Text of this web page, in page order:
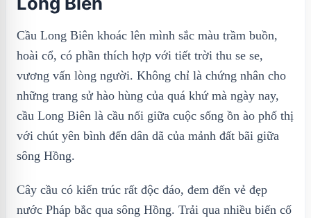
Cầu Long Biên khoác lên mình sắc màu trầm buồn,
hoài cổ, có phần thích hợp với tiết trời thu se se,
vương vấn lòng người. Không chỉ là chứng nhân cho
những trang sử hào hùng của quá khứ mà ngày nay,
cầu Long Biên là cầu nối giữa cuộc sống ồn ào phố thị
với chút yên bình đến dân dã của mảnh đất bãi giữa
sông Hồng.
Cây cầu có kiến trúc rất độc đáo, đem đến vẻ đẹp
nước Pháp bắc qua sông Hồng. Trải qua nhiều biến cố